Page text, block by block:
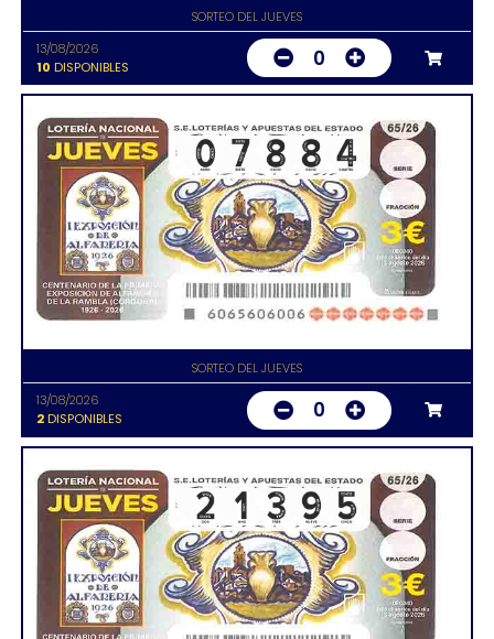
SORTEO DEL JUEVES
13/08/2026
10 DISPONIBLES 0
SORTEO DEL JUEVES
13/08/2026
2DISPONIBLES 0